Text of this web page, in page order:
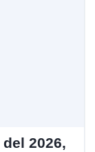
2026,